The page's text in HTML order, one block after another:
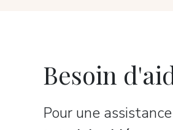
Besoin
Pour une